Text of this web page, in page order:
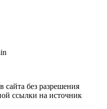
сайта без разрешения
ссылки на источник